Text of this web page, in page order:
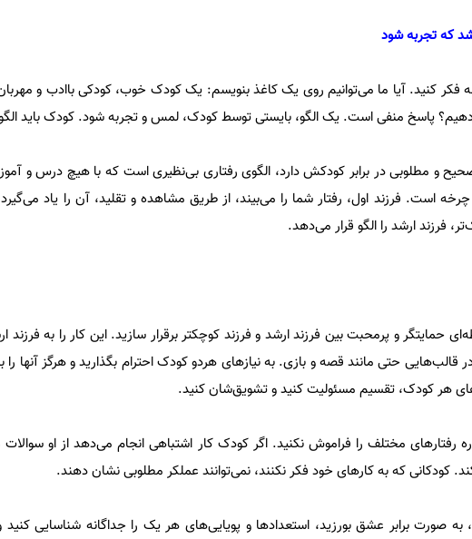
که تجربه شود
فکر کنید. آیا ما می‌توانیم روی یک کاغذ بنویسم: یک کودک خوب، کودکی باادب و
دهیم؟ پاسخ منفی است. یک الگو، بایستی توسط کودک، لمس و تجربه شود. کودک باید الگو
صحیح و مطلوبی در برابر کودکش دارد، الگوی رفتاری بی‌نظیری است که با هیچ درس و
است. فرزند اول، رفتار شما را می‌بیند، از طریق مشاهده و تقلید، آن را یاد می‌گیرد
فرزند ارشد را الگو قرار می‌دهد.
حمایتگر و پرمحبت بین فرزند ارشد و فرزند کوچکتر برقرار سازید. این کار را به فرزند
حتی مانند قصه و بازی. به نیازهای هردو کودک احترام بگذارید و هرگز آنها را
هر کودک، تقسیم مسئولیت کنید و تشویق‌شان کنید.
رفتارهای مختلف را فراموش نکنید. اگر کودک کار اشتباهی انجام می‌دهد از او سوالات
کودکانی که به کارهای خود فکر نکنند، نمی‌توانند عملکر مطلوبی نشان دهند.
صورت برابر عشق بورزید، استعدادها و پویایی‌های هر یک را جداگانه شناسایی